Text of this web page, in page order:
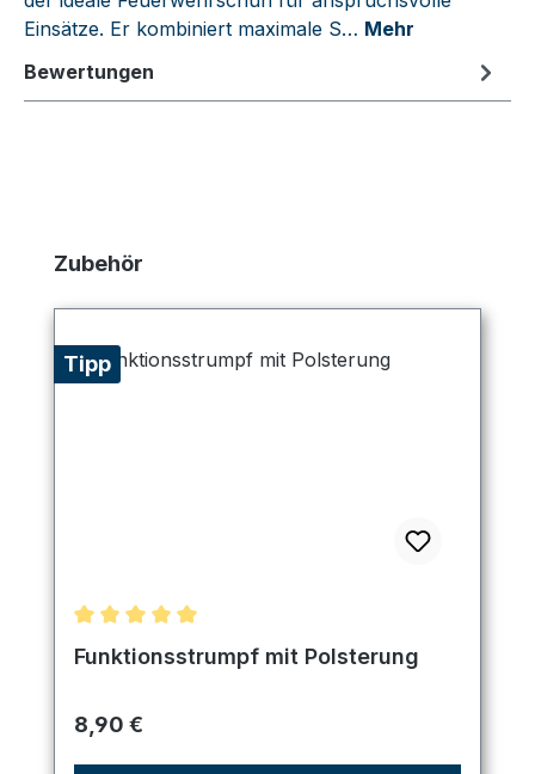
Einsätze. Er kombiniert maximale S… Mehr
Bewertungen
Produktgalerie überspringen
Zubehör
Tipp
Durchschnittliche Bewertung von 5 von 5 Sternen
Funktionsstrumpf mit Polsterung
Regulärer Preis:
8,90 €